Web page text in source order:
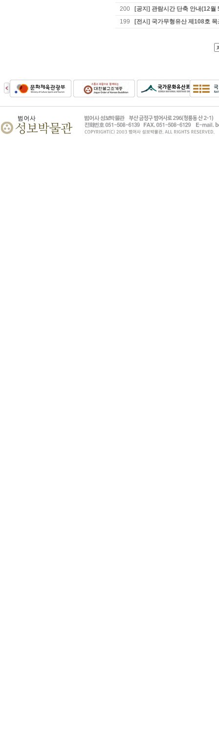
200
[공지] 관람시간 단축 안내(12월
199
[전시] 국가무형유산 제108호